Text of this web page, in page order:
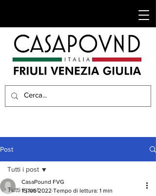
Post
Tutti i post
Tutti i post
CasaPound FVG
15 feb 2022 Tempo di lettura: 1 min